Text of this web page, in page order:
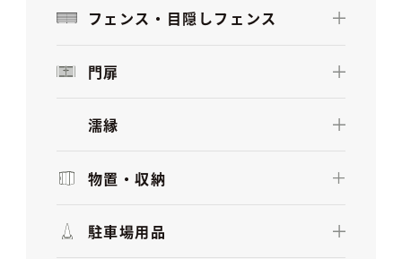
フェンス・目隠しフェンス
門扉
濡縁
物置・収納
駐車場用品